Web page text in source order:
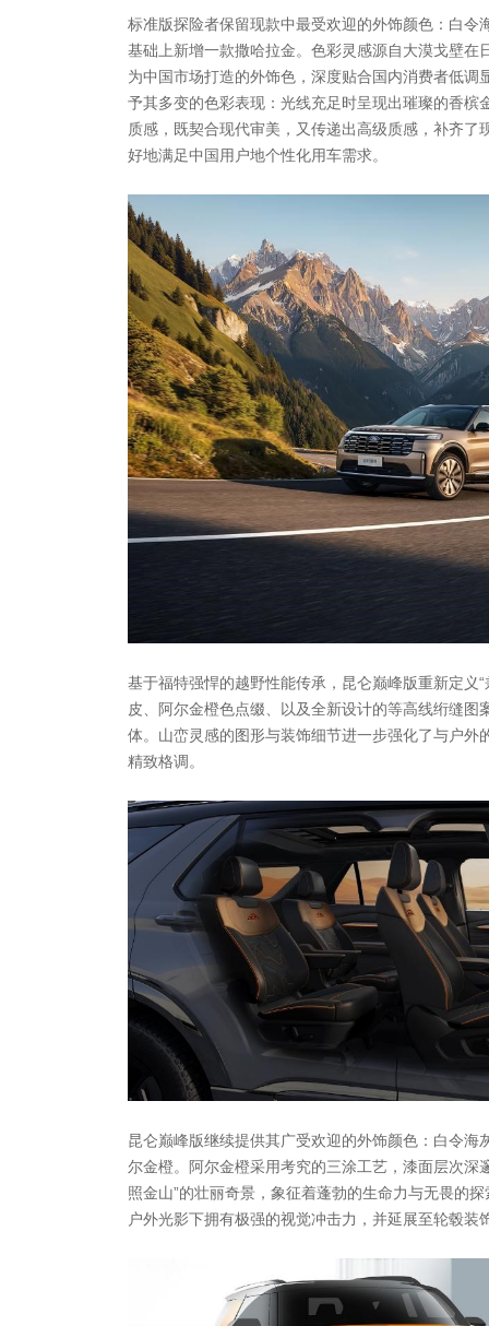
标准版探险者保留现款中最受欢迎的外饰颜色：白令
基础上新增一款撒哈拉金。色彩灵感源自大漠戈壁在
为中国市场打造的外饰色，深度贴合国内消费者低调
予其多变的色彩表现：光线充足时呈现出璀璨的香槟
质感，既契合现代审美，又传递出高级质感，补齐了
好地满足中国用户地个性化用车需求。
基于福特强悍的越野性能传承，昆仑巅峰版重新定义
皮、阿尔金橙色点缀、以及全新设计的等高线绗缝图
体。山峦灵感的图形与装饰细节进一步强化了与户外
精致格调。
昆仑巅峰版继续提供其广受欢迎的外饰颜色：白令海
尔金橙。阿尔金橙采用考究的三涂工艺，漆面层次深
照金山”的壮丽奇景，象征着蓬勃的生命力与无畏的
户外光影下拥有极强的视觉冲击力，并延展至轮毂装